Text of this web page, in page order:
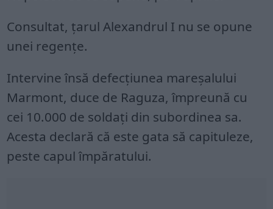
Consultat, țarul Alexandrul I nu se opune
unei regențe.
Intervine însă defecțiunea mareșalului
Marmont, duce de Raguza, împreună cu
cei 10.000 de soldați din subordinea sa.
Acesta declară că este gata să capituleze,
peste capul împăratului.